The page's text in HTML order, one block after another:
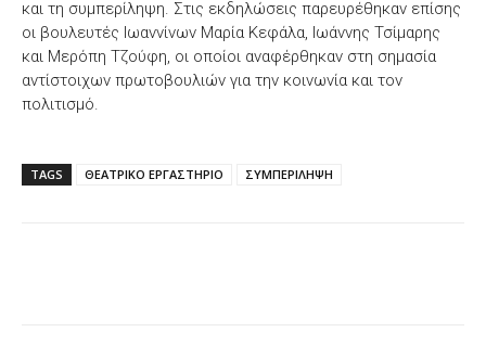
και τη συμπερίληψη. Στις εκδηλώσεις παρευρέθηκαν επίσης
οι βουλευτές Ιωαννίνων Μαρία Κεφάλα, Ιωάννης Τσίμαρης
και Μερόπη Τζούφη, οι οποίοι αναφέρθηκαν στη σημασία
αντίστοιχων πρωτοβουλιών για την κοινωνία και τον
πολιτισμό.
TAGS ΘΕΑΤΡΙΚΟ ΕΡΓΑΣΤΗΡΙΟ ΣΥΜΠΕΡΙΛΗΨΗ